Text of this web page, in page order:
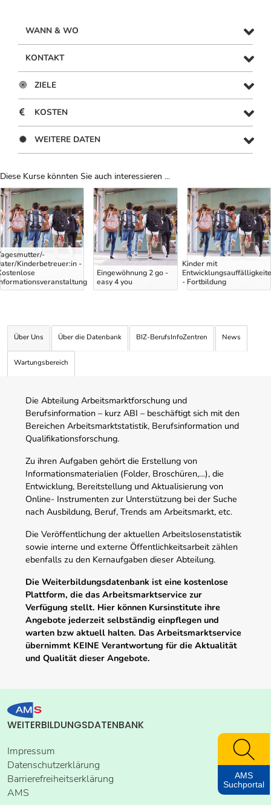
WANN & WO
KONTAKT
ZIELE
KOSTEN
WEITERE DATEN
Diese Kurse könnten Sie auch interessieren ...
Uber Weiterbildungsvorschläge
Kinderbetreuer:in -
Eingewöhnung 2 go -
easy 4 you
Kinder mit
- Fortbildung
Über Uns Über die Datenbank BIZ-BerufsInfoZentren News
Wartungsbereich
Die Abteilung Arbeitsmarktforschung und
Berufsinformation – kurz ABI – beschäftigt sich mit den
Bereichen Arbeitsmarktstatistik, Berufsinformation und
Qualifikationsforschung.
Zu ihren Aufgaben gehört die Erstellung von
Informationsmaterialien (Folder, Broschüren,…), die
Entwicklung, Bereitstellung und Aktualisierung von
Online- Instrumenten zur Unterstützung bei der Suche
nach Ausbildung, Beruf, Trends am Arbeitsmarkt, etc.
Die Veröffentlichung der aktuellen Arbeitslosenstatistik
sowie interne und externe Öffentlichkeitsarbeit zählen
ebenfalls zu den Kernaufgaben dieser Abteilung.
Die Weiterbildungsdatenbank ist eine kostenlose
Plattform, die das Arbeitsmarktservice zur
Verfügung stellt. Hier können Kursinstitute ihre
Angebote jederzeit selbständig einpflegen und
warten bzw aktuell halten. Das Arbeitsmarktservice
übernimmt KEINE Verantwortung für die Aktualität
und Qualität dieser Angebote.
WEITERBILDUNGSDATENBANK
Impressum
Datenschutzerklärung
Barrierefreiheitserklärung
AMS
AMS
Suchportal